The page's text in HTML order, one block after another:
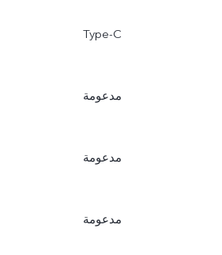
Type-C
مدعومة
مدعومة
مدعومة